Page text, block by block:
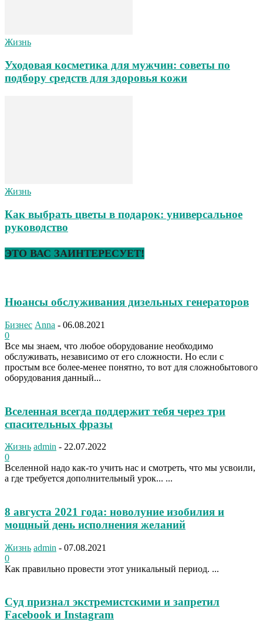
Жизнь
Уходовая косметика для мужчин: советы по
подбору средств для здоровья кожи
Жизнь
Как выбрать цветы в подарок: универсальное
руководство
ЭТО ВАС ЗАИНТЕРЕСУЕТ!
Нюансы обслуживания дизельных генераторов
Бизнес Anna - 06.08.2021
0
Все мы знаем, что любое оборудование необходимо
обслуживать, независимо от его сложности. Но если с
простым все более-менее понятно, то вот для сложнобытового
оборудования данный...
Вселенная всегда поддержит тебя через три
спасительных фразы
Жизнь admin - 22.07.2022
0
Вселенной надо как-то учить нас и смотреть, что мы усвоили,
а где требуется дополнительный урок... ...
8 августа 2021 года: новолуние изобилия и
мощный день исполнения желаний
Жизнь admin - 07.08.2021
0
Как правильно провести этот уникальный период. ...
Суд признал экстремистскими и запретил
Facebook и Instagram